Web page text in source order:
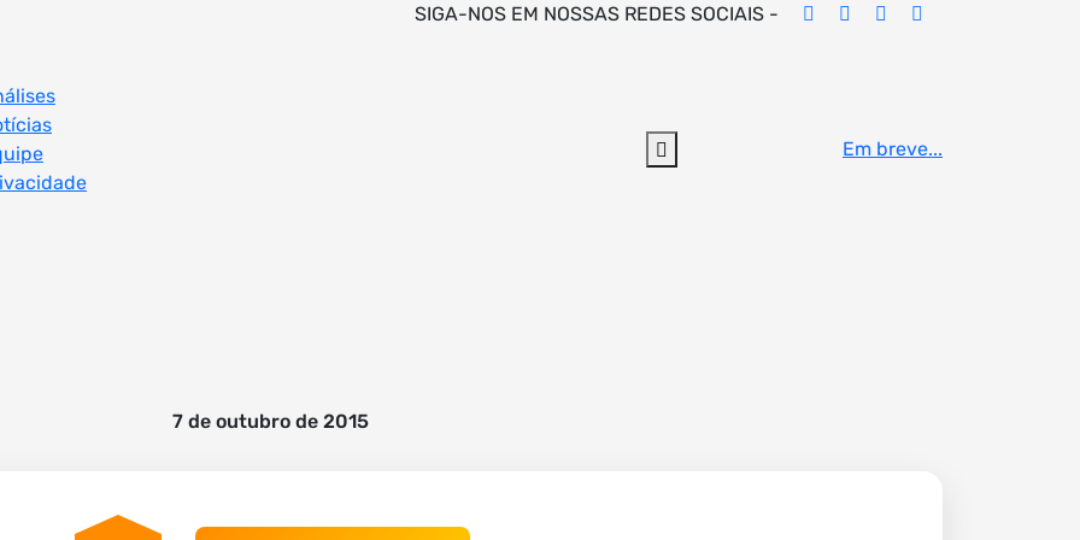
SIGA-NOS EM NOSSAS REDES SOCIAIS -
Em breve...
7 de outubro de 2015